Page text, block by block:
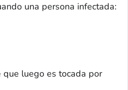
una persona infectada:
que luego es tocada por